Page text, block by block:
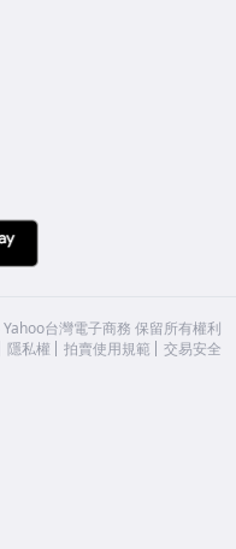
Yahoo台灣電子商務 保留所有權利
隱私權 拍賣使用規範 交易安全